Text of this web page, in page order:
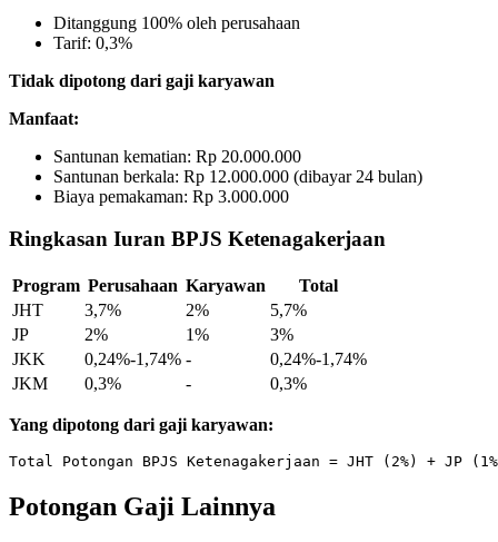
Ditanggung 100% oleh perusahaan
Tarif: 0,3%
Tidak dipotong dari gaji karyawan
Manfaat:
Santunan kematian: Rp 20.000.000
Santunan berkala: Rp 12.000.000 (dibayar 24 bulan)
Biaya pemakaman: Rp 3.000.000
Ringkasan Iuran BPJS Ketenagakerjaan
Program Perusahaan Karyawan
Total
JHT
3,7% 2%
5,7%
JP
2% 1%
3%
JKK
0,24%-1,74% -
0,24%-1,74%
JKM
0,3% - 0,3%
Yang dipotong dari gaji karyawan:
Potongan Gaji Lainnya